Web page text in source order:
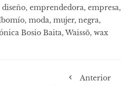
diseño, emprendedora, empresa,
, moda, mujer, negra,
Bosio Baita, Waissö, wax
Anterior